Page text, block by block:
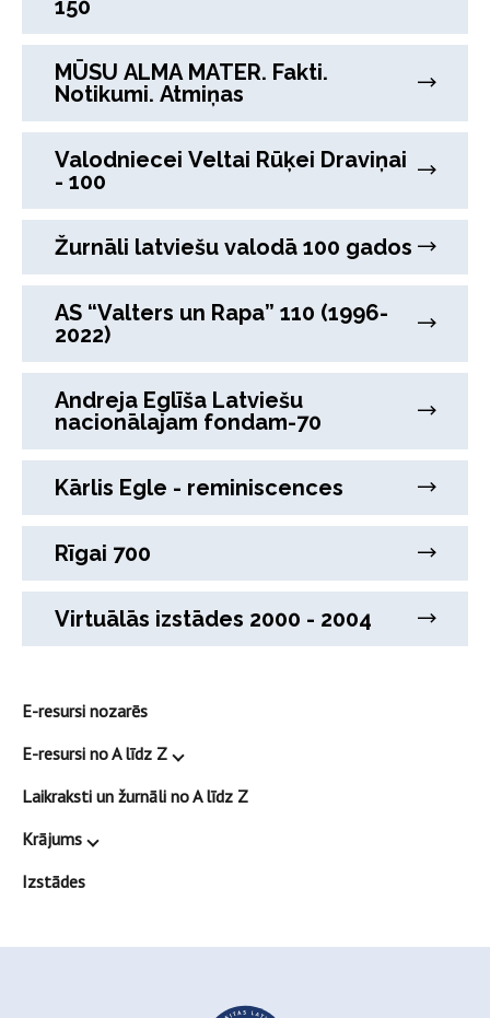
150
MŪSU ALMA MATER. Fakti.
Notikumi. Atmiņas
Valodniecei Veltai Rūķei Draviņai
- 100
Žurnāli latviešu valodā 100 gados
AS “Valters un Rapa” 110 (1996-
2022)
Andreja Eglīša Latviešu
nacionālajam fondam-70
Kārlis Egle - reminiscences
Rīgai 700
Virtuālās izstādes 2000 - 2004
E-resursi nozarēs
E-resursi no A līdz Z
Laikraksti un žurnāli no A līdz Z
Krājums
Izstādes